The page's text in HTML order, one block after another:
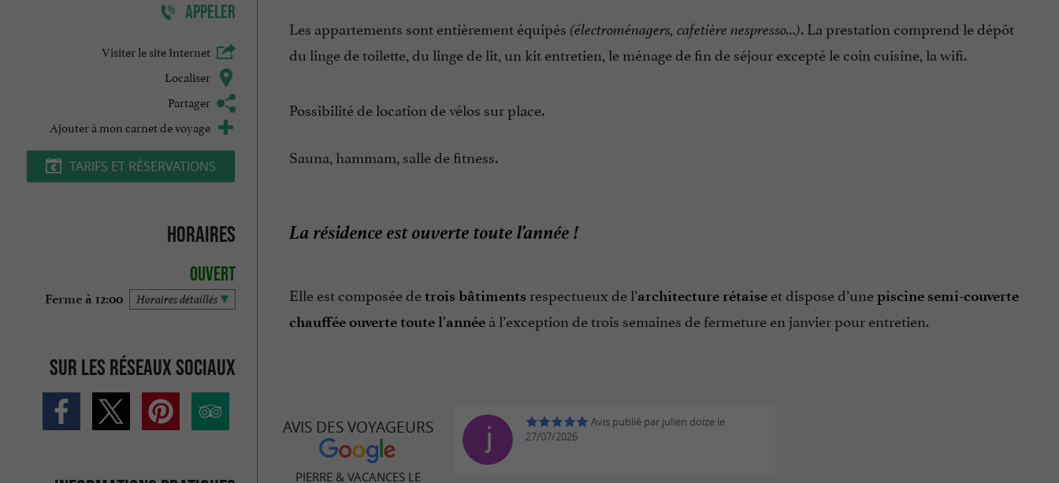
APPELER
Visiter le site Internet
Localiser
Partager
Ajouter à mon carnet de voyage
TARIFS ET RÉSERVATIONS
Horaires
Ouvert
Ferme à 12:00 Horaires détaillés
Sur les réseaux sociaux
Les appartements sont entièrement équipés (électroménagers, cafetière nespresso…). La prestation comprend le dépôt
du linge de toilette, du linge de lit, un kit entretien, le ménage de fin de séjour excepté le coin cuisine, la wifi.
Possibilité de location de vélos sur place.
Sauna, hammam, salle de fitness.
La résidence est ouverte toute l’année !
Elle est composée detrois bâtiments respectueux de l’architecture rétaiseet dispose d’unepiscine semi-couverte
chauffée ouverte toute l'année à l’exception de trois semaines de fermeture en janvier pour entretien.
AVIS DES VOYAGEURS
PIERRE & VACANCES LE
Avis publié par julien doize le
27/07/2026